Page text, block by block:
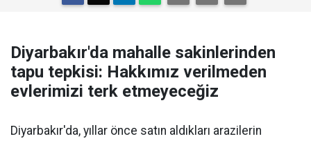
Diyarbakır'da mahalle sakinlerinden
tapu tepkisi: Hakkımız verilmeden
evlerimizi terk etmeyeceğiz
Diyarbakır'da, yıllar önce satın aldıkları arazilerin